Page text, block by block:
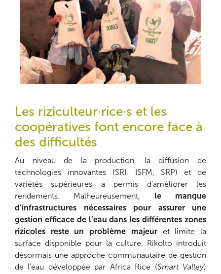
Les riziculteur·rice·s et les
coopératives font encore face à
des difficultés
Au niveau de la production, la diffusion de
technologies innovantes (SRI, ISFM, SRP) et de
variétés supérieures a permis d’améliorer les
rendements. Malheureusement, le manque
d’infrastructures nécessaires pour assurer une
gestion efficace de l’eau dans les différentes zones
rizicoles reste un problème majeuret limite la
surface disponible pour la culture. Rikolto introduit
désormais une approche communautaire de gestion
de l’eau développée par Africa Rice (Smart Valley)